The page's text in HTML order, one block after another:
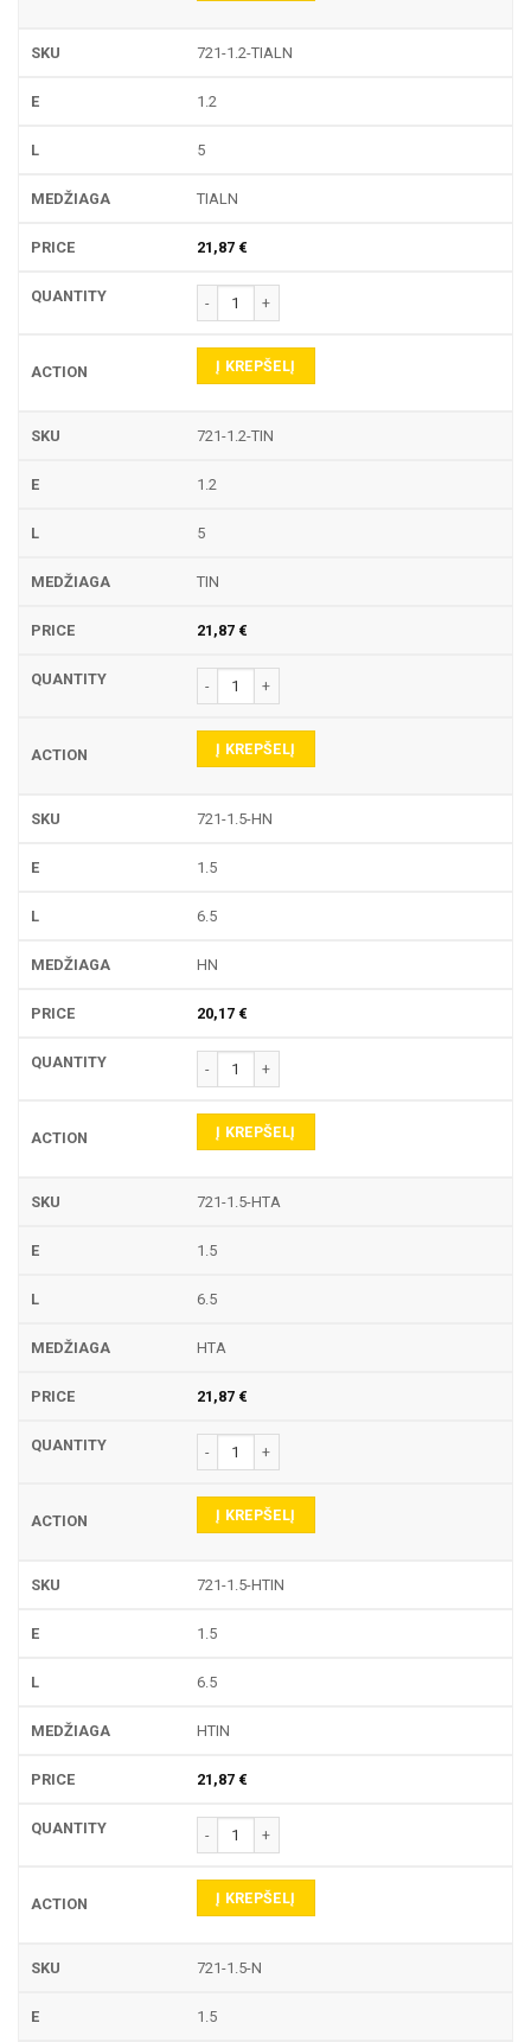
721-1.2-TIALN
1.2
5
TIALN
21,87 €
produkto kiekis: 721 TEKINIMO PLOKŠTELĖ
Į KREPŠELĮ
721-1.2-TIN
1.2
5
TIN
21,87 €
produkto kiekis: 721 TEKINIMO PLOKŠTELĖ
Į KREPŠELĮ
721-1.5-HN
1.5
6.5
HN
20,17 €
produkto kiekis: 721 TEKINIMO PLOKŠTELĖ
Į KREPŠELĮ
721-1.5-HTA
1.5
6.5
HTA
21,87 €
produkto kiekis: 721 TEKINIMO PLOKŠTELĖ
Į KREPŠELĮ
721-1.5-HTIN
1.5
6.5
HTIN
21,87 €
produkto kiekis: 721 TEKINIMO PLOKŠTELĖ
Į KREPŠELĮ
721-1.5-N
1.5